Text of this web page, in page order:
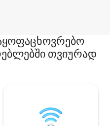
თვიურად